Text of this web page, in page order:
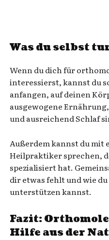
Was du selbst
Wenn du dich für
interessierst, kannst du
anfangen, auf deinen
ausgewogene
und ausreichend Schlaf
Außerdem kannst du mit
Heilpraktiker sprechen,
spezialisiert hat.
dir etwas fehlt und wie
unterstützen kannst.
Fazit:
Hilfe aus der